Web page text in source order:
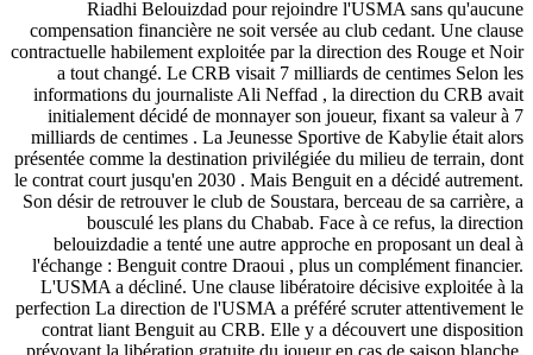
Riadhi Belouizdad pour rejoindre l'USMA sans qu'aucune
compensation financière ne soit versée au club cedant. Une clause
contractuelle habilement exploitée par la direction des Rouge et Noir
a tout changé. Le CRB visait 7 milliards de centimes Selon les
informations du journaliste Ali Neffad , la direction du CRB avait
initialement décidé de monnayer son joueur, fixant sa valeur à 7
milliards de centimes . La Jeunesse Sportive de Kabylie était alors
présentée comme la destination privilégiée du milieu de terrain, dont
le contrat court jusqu'en 2030 . Mais Benguit en a décidé autrement.
Son désir de retrouver le club de Soustara, berceau de sa carrière, a
bousculé les plans du Chabab. Face à ce refus, la direction
belouizdadie a tenté une autre approche en proposant un deal à
l'échange : Benguit contre Draoui , plus un complément financier.
L'USMA a décliné. Une clause libératoire décisive exploitée à la
perfection La direction de l'USMA a préféré scruter attentivement le
contrat liant Benguit au CRB. Elle y a découvert une disposition
prévoyant la libération gratuite du joueur en cas de saison blanche,